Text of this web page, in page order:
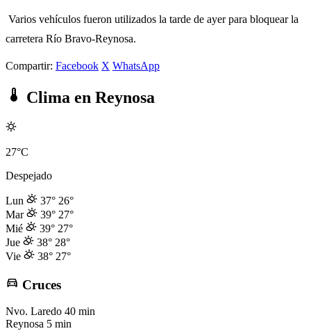
Varios vehículos fueron utilizados la tarde de ayer para bloquear la
carretera Río Bravo-Reynosa.
Compartir: Facebook X WhatsApp
Clima en Reynosa
27°C
Despejado
Lun 37° 26°
Mar
39° 27°
Mié
39° 27°
Jue
38° 28°
Vie
38° 27°
Cruces
Nvo. Laredo 40 min
Reynosa 5 min